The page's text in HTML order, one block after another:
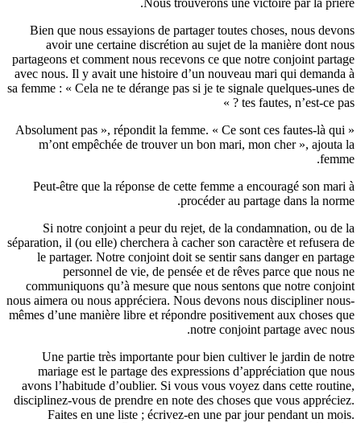
Bien
avec
sa femme :
«
Peut-
Si
séparation,
le
nous
mêmes
Une
avons